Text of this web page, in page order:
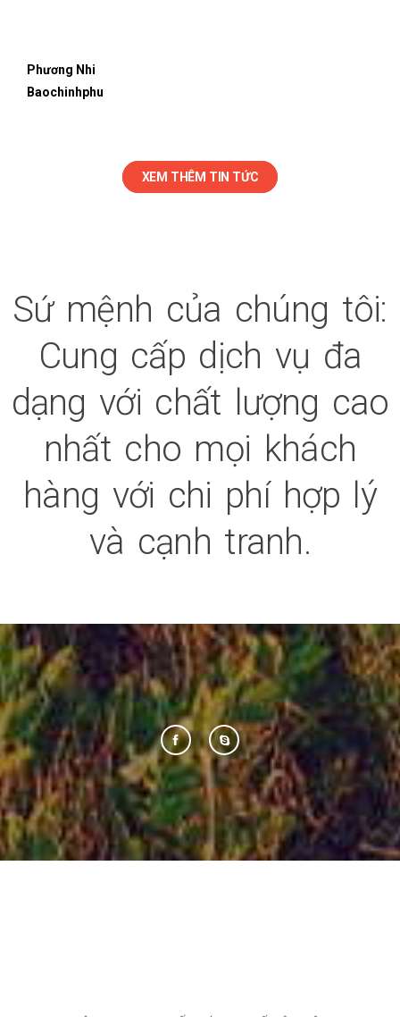
Phương Nhi
Baochinhphu
XEM THÊM TIN TỨC
Sứ mệnh của chúng tôi:
Cung cấp dịch vụ đa
dạng với chất lượng cao
nhất cho mọi khách
hàng với chi phí hợp lý
và cạnh tranh.